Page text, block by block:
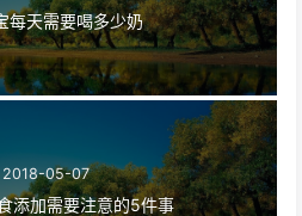
每天需要喝多少奶
2018-05-07
添加需要注意的5件事